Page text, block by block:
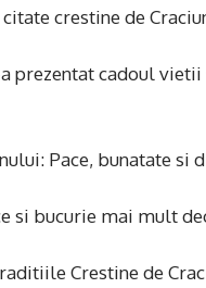
crestine de
a prezentat cadoul
Pace, bunatate si
si bucurie mai mult
Crestine de